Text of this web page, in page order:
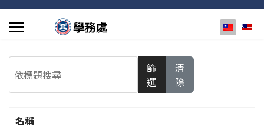
選擇你的
篩
選
清
除
名稱